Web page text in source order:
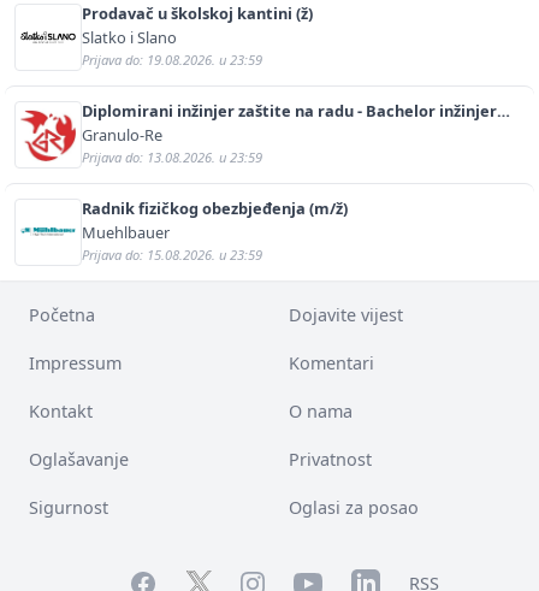
Prodavač u školskoj kantini (ž)
Slatko i Slano
Prijava do: 19.08.2026. u 23:59
Diplomirani inžinjer zaštite na radu - Bachelor inžinjer
sigurnosti i pomoći (m/ž)
Granulo-Re
Prijava do: 13.08.2026. u 23:59
Radnik fizičkog obezbjeđenja (m/ž)
Muehlbauer
Prijava do: 15.08.2026. u 23:59
Početna Dojavite vijest
Impressum Komentari
Kontakt O nama
Oglašavanje Privatnost
Sigurnost Oglasi za posao
FacebookTwitterInstagramYouTubeLinkedInRSS